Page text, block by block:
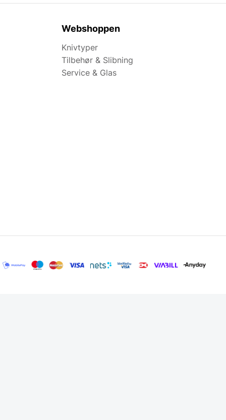
Webshoppen
Knivtyper
Tilbehør & Slibning
Service & Glas